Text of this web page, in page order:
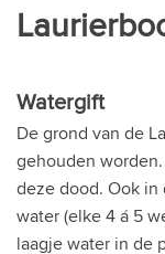
Watergift
De grond van de
gehouden
deze dood. Ook
water (elke 4 á 5
laagje water in de